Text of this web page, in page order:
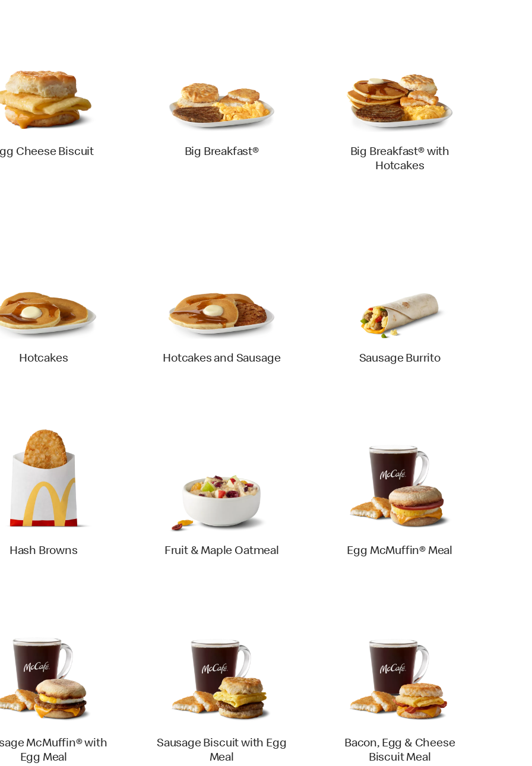
Cheese Biscuit Big Breakfast®
Big Breakfast® with
Hotcakes
Hotcakes Hotcakes and Sausage Sausage Burrito
Hash Browns Fruit & Maple Oatmeal Egg McMuffin® Meal
McMuffin® with
Egg Meal
Sausage Biscuit with Egg
Meal
Bacon, Egg & Cheese
Biscuit Meal